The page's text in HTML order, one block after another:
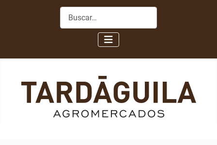
Buscar